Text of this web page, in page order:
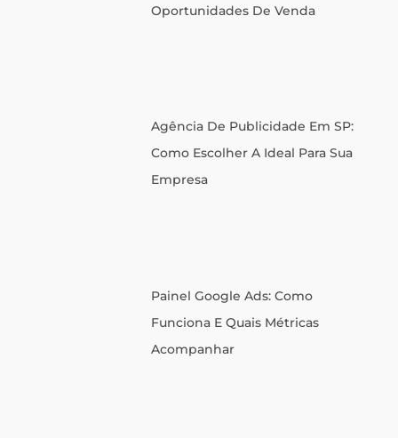
Oportunidades De Venda
Agência De Publicidade Em SP:
Como Escolher A Ideal Para Sua
Empresa
Painel Google Ads: Como
Funciona E Quais Métricas
Acompanhar